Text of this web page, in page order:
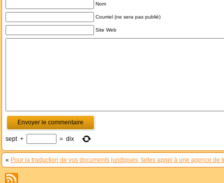
Nom
Courriel (ne sera pas publié)
Site Web
sept + = dix
« Pour la traduction de vos documents juridiques, faites appel à une agence de